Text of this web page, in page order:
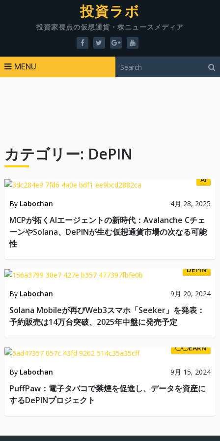
投資ラボ
投資家視点の仮想通貨・株ニュースメディア
MENU
カテゴリー: DePIN
AI
By Labochan 4月 28, 2025
MCPが拓くAIエージェントの新時代：Avalanche Cチェ
ーンやSolana、DePINが生む仮想通貨市場の次なる可能
性
DEPIN
By Labochan 9月 20, 2024
Solana Mobileが再びWeb3スマホ「Seeker」を発表：
予約販売は14万台突破、2025年中盤に発売予定
〇〇EARN
By Labochan 9月 15, 2024
PuffPaw：電子タバコで禁煙を促進し、データを資産に
するDePINプロジェクト